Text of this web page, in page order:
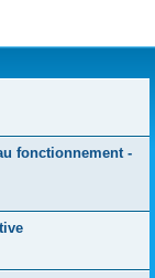
c
fonctionnement -